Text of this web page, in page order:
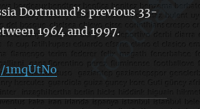
Dortmund’s previous 33-
1964 and 1997.